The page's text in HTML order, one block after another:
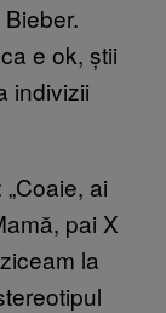
e ok, știi
indivizii
ai
pai X
la